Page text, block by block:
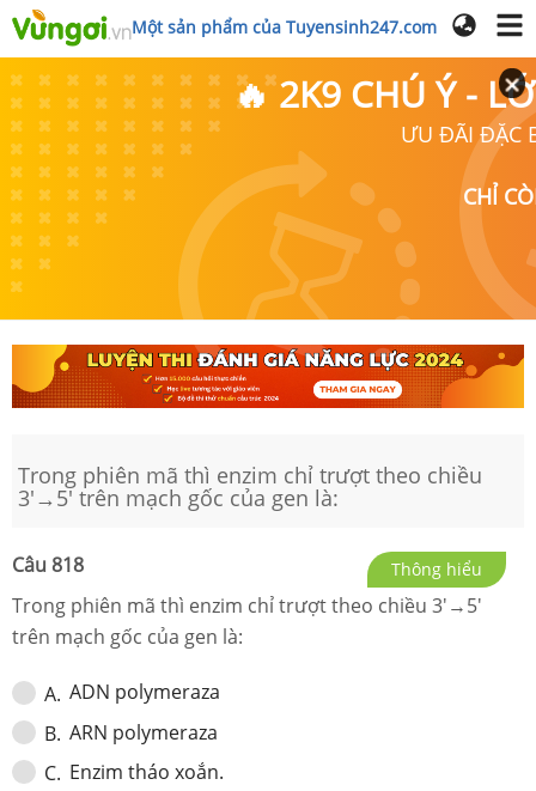
Một sản phẩm của Tuyensinh247.com
🔥 2K9 CHÚ Ý -
ƯU ĐÃI ĐẶC
CHỈ
Trong phiên mã thì enzim chỉ trượt theo chiều
3'→5' trên mạch gốc của gen là:
Câu 818 Thông hiểu
Trong phiên mã thì enzim chỉ trượt theo chiều 3'→5'
trên mạch gốc của gen là:
A. ADN polymeraza
B. ARN polymeraza
C. Enzim tháo xoắn.